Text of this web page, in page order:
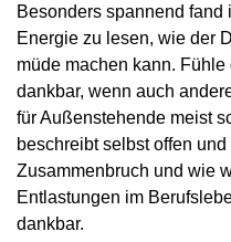
Besonders spannend
Energie zu lesen, wie der
müde machen kann.
dankbar, wenn auch
für Außenstehende meist
beschreibt selbst offen
Zusammenbruch und wie
Entlastungen im
dankbar.